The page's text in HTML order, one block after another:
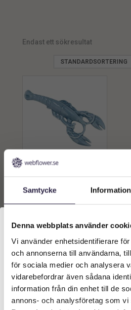
Samtycke Information
Denna webbplats använder
Vi använder enhetsidentifierare
och annonserna till användarna,
för sociala medier och analysera
vidarebefordrar även sådana
information från din enhet till de
annons- och analysföretag som vi
min.
Endast ett sökresultat
169
Lägg till i
Välkommen till
Vilken typ av kund är du? Du
längst upp på
Företagskund